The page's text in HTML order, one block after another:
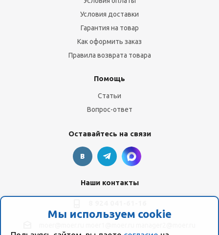
Мы используем cookie
Условия доставки
Гарантия на товар
Как оформить заказ
Правила возврата товара
Помощь
Статьи
Вопрос-ответ
Оставайтесь на связи
Наши контакты